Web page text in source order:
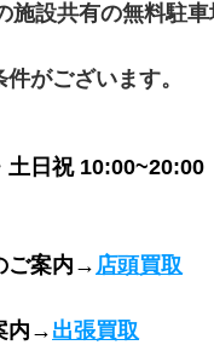
施設共有の無料駐車
がございます。
土日祝 10:00~20:00
ご案内→ 店頭買取
内→ 出張買取